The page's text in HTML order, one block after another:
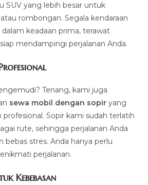
SUV yang lebih besar untuk
rombongan. Segala kendaraan
keadaan prima, terawat
mendampingi perjalanan Anda.
Tenang, kami juga
sewa mobil dengan sopir yang
Sopir kami sudah terlatih
rute, sehingga perjalanan Anda
bebas stres. Anda hanya perlu
perjalanan.
Kebebasan